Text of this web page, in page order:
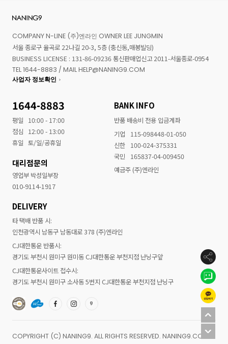
COMPANY N-LINE (주)엔라인 OWNER LEE JUNGMIN
서울 종로구 율곡로 22나길 20-3, 5층 (충신동,매봉빌딩)
BUSINESS LICENSE : 131-86-09236 통신판매업신고 2011-서울종로-0954
TEL 1644-8883 / MAIL HELP@NANING9.COM
사업자 정보확인
1644-8883
평일
10:00 - 17:00
점심
12:00 - 13:00
휴일 토/일/공휴일
대리점문의
영업부 박성일부장
010-9114-1917
BANK INFO
반품 배송비 전용 입금계좌
기업
115-098448-01-050
신한
100-024-375331
국민
165837-04-009450
예금주 (주)엔라인
DELIVERY
타 택배 반품 시:
인천광역시 남동구 남동대로 378 (주)엔라인
CJ대한통운 반품시:
경기도 부천시 원미구 원미동 CJ대한통운 부천지점 난닝구앞
CJ대한통운사이트 접수시:
경기도 부천시 원미구 소사동 5번지 CJ대한통운 부천지점 난닝구
COPYRIGHT (C) NANING9. ALL RIGHTS RESERVED. NANING9.COM